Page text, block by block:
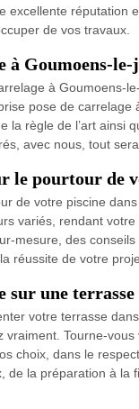
excellente
de vos travaux.
à Goumoens-
à Goumoens-
pose de
la règle de l’art ainsi
avec nous, tout
le pourtour de
de votre piscine
variés, rendant
mesure, des
réussite de votre
sur une
votre terrasse
vraiment. Tourne-
choix, dans le
la préparation à la